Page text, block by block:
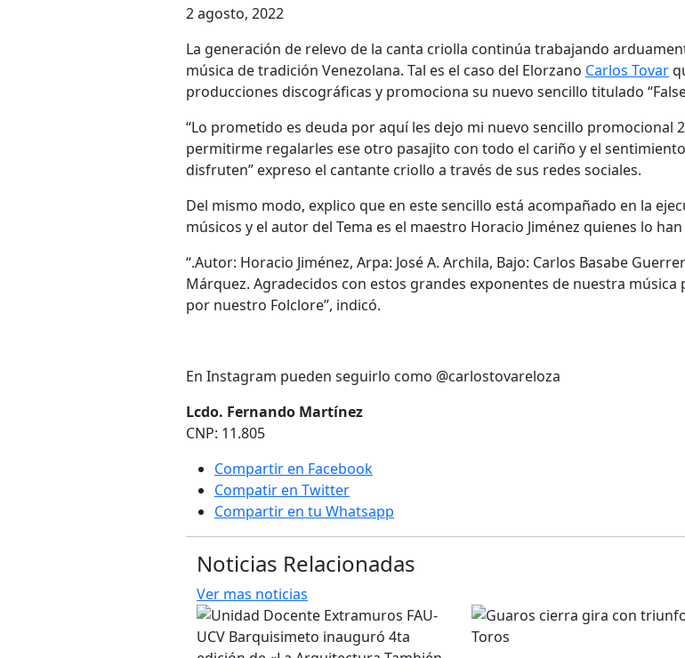
2 agosto, 2022
La generación de relevo de la canta criolla continúa trabajando
música de tradición Venezolana. Tal es el caso del Elorzano Carlos Tovar
producciones discográficas y promociona su nuevo sencillo titulado
“Lo prometido es deuda por aquí les dejo mi nuevo sencillo promocional
permitirme regalarles ese otro pasajito con todo el cariño y el
disfruten” expreso el cantante criollo a través de sus redes sociales.
Del mismo modo, explico que en este sencillo está acompañado en la
músicos y el autor del Tema es el maestro Horacio Jiménez quienes lo
“.Autor: Horacio Jiménez, Arpa: José A. Archila, Bajo: Carlos Basabe
Márquez. Agradecidos con estos grandes exponentes de nuestra
por nuestro Folclore”, indicó.
En Instagram pueden seguirlo como @carlostovareloza
Lcdo. Fernando Martínez
CNP: 11.805
Compartir en Facebook
Compatir en Twitter
Compartir en tu Whatsapp
Noticias Relacionadas
Ver mas noticias